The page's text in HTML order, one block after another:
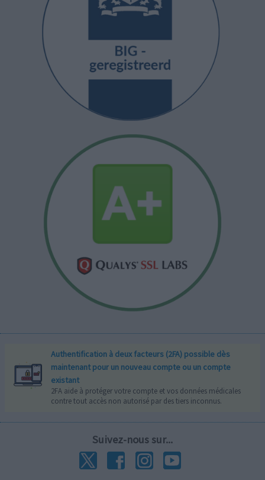
Authentification à deux facteurs (2FA) possible dès
maintenant pour un nouveau compte ou un compte
existant
2FA aide à protéger votre compte et vos données médicales
contre tout accès non autorisé par des tiers inconnus.
Suivez-nous sur...